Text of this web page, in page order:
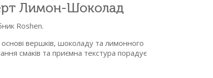
Лимон-Шоколад
Roshen.
вершків, шоколаду та лимонного
смаків та приємна текстура порадує